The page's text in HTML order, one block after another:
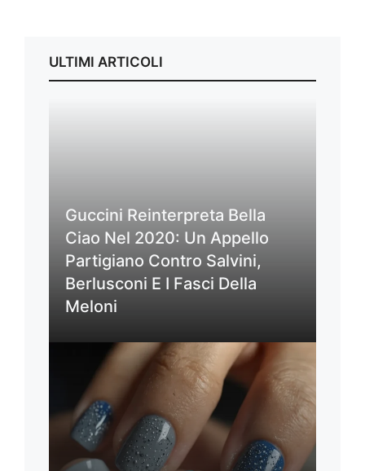
ULTIMI ARTICOLI
Guccini Reinterpreta Bella
Ciao Nel 2020: Un Appello
Partigiano Contro Salvini,
Berlusconi E I Fasci Della
Meloni